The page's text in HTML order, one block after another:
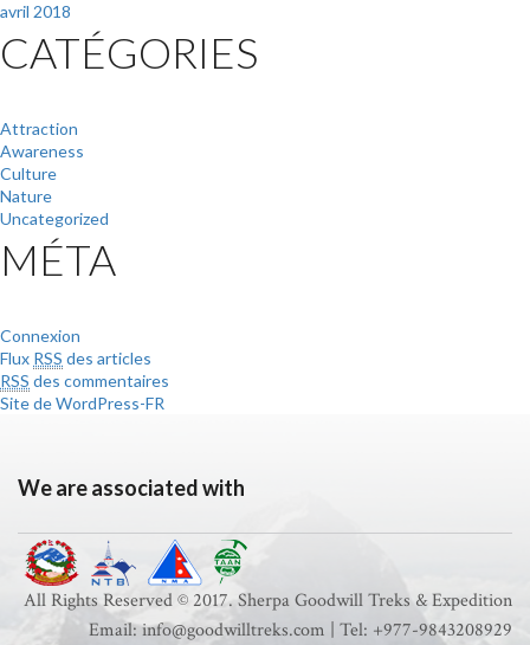
avril 2018
CATÉGORIES
Attraction
Awareness
Culture
Nature
Uncategorized
MÉTA
Connexion
Flux RSS des articles
RSS des commentaires
Site de WordPress-FR
We are associated with
All Rights Reserved © 2017. Sherpa Goodwill Treks & Expedition
Email: info@goodwilltreks.com | Tel: +977-9843208929